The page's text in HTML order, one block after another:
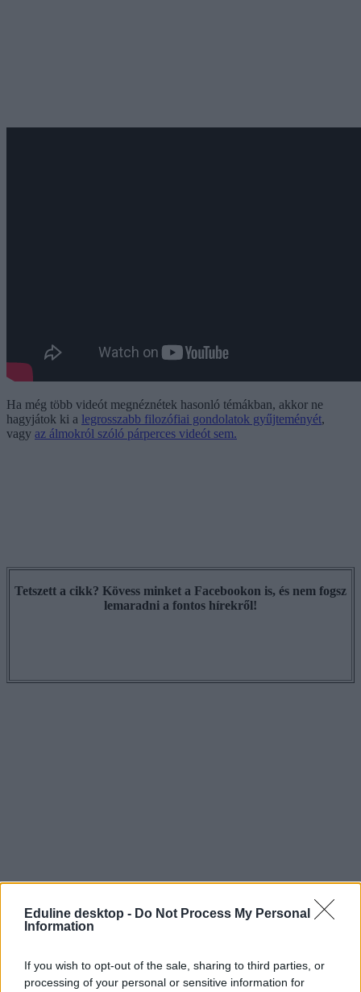
Eduline desktop - Do Not Process My Personal
Information
If you wish to opt-out of the sale, sharing to third parties, or
processing of your personal or sensitive information for
Ha még több videót megnéznétek hasonló témákban, akkor ne
hagyjátok ki a legrosszabb filozófiai gondolatok gyűjteményét,
vagy az álmokról szóló párperces videót sem.
Tetszett a cikk? Kövess minket a Facebookon is, és nem fogsz
lemaradni a fontos hírekről!
nyelvtanulás